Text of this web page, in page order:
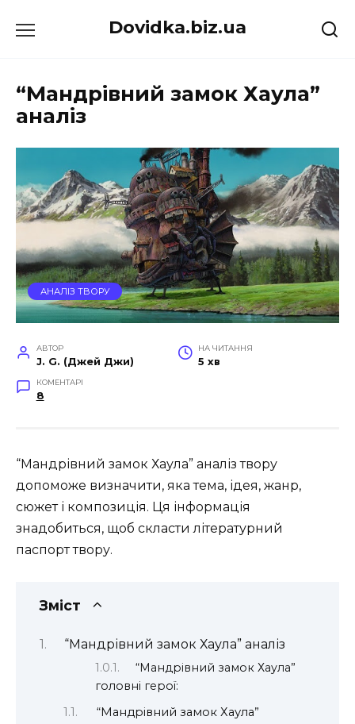
до
Dovidka.biz.ua
“Мандрівний замок Хаула”
аналіз
АНАЛІЗ ТВОРУ
АВТОР
J. G. (Джей Джи)
НА ЧИТАННЯ
5 хв
КОМЕНТАРІ
8
“Мандрівний замок Хаула” аналіз твору
допоможе визначити, яка тема, ідея, жанр,
сюжет і композиція. Ця інформація
знадобиться, щоб скласти літературний
паспорт твору.
Зміст
“Мандрівний замок Хаула” аналіз
“Мандрівний замок Хаула”
головні герої:
“Мандрівний замок Хаула”